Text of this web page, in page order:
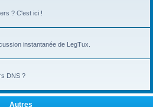
? C'est ici !
instantanée de LegTux.
DNS ?
Autres